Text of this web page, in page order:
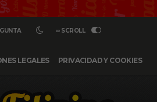
∞ SCROLL
LEGALES PRIVACIDAD Y COOKIES